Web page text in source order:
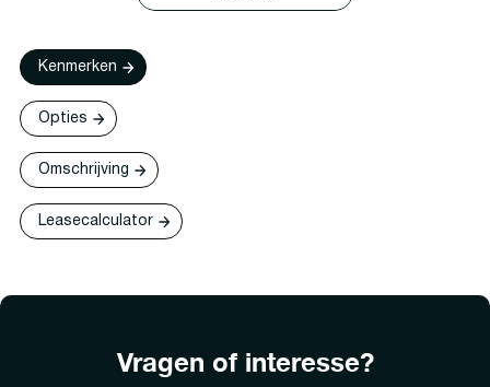
Kenmerken
Opties
Omschrijving
Leasecalculator
Vragen of interesse?